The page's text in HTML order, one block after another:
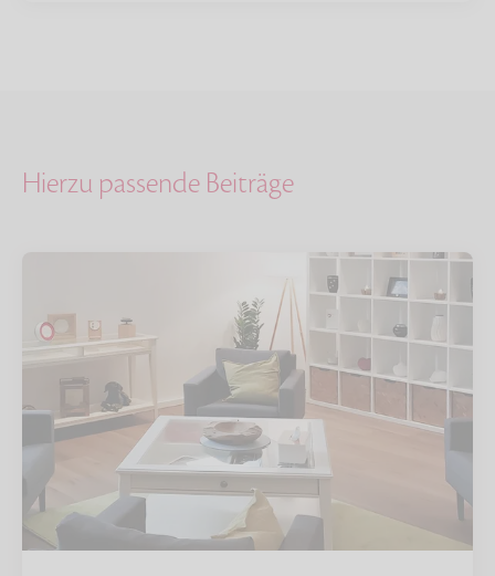
Hierzu passende Beiträge